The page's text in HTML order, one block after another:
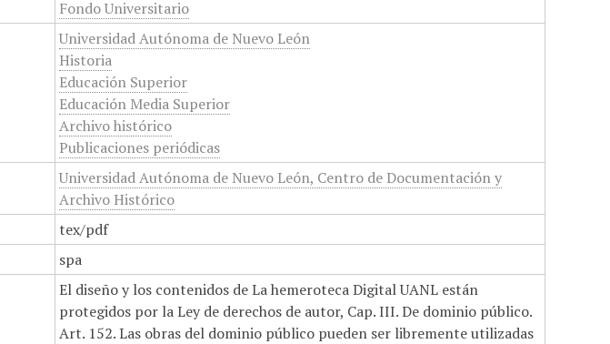
Fondo Universitario
Universidad Autónoma de Nuevo León
Historia
Educación Superior
Educación Media Superior
Archivo histórico
Publicaciones periódicas
Universidad Autónoma de Nuevo León, Centro de Documentación y
Archivo Histórico
tex/pdf
spa
El diseño y los contenidos de La hemeroteca Digital UANL están
protegidos por la Ley de derechos de autor, Cap. III. De dominio público.
Art. 152. Las obras del dominio público pueden ser libremente utilizadas